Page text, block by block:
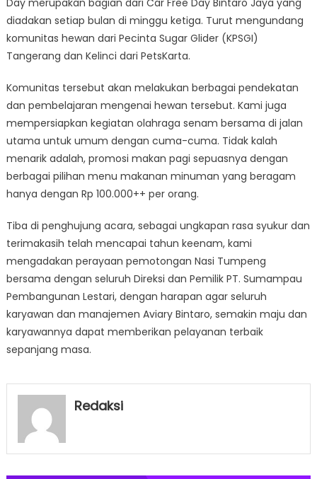
Day merupakan bagian dari Car Free Day Bintaro Jaya yang
diadakan setiap bulan di minggu ketiga. Turut mengundang
komunitas hewan dari Pecinta Sugar Glider (KPSGI)
Tangerang dan Kelinci dari PetsKarta.
Komunitas tersebut akan melakukan berbagai pendekatan
dan pembelajaran mengenai hewan tersebut. Kami juga
mempersiapkan kegiatan olahraga senam bersama di jalan
utama untuk umum dengan cuma-cuma. Tidak kalah
menarik adalah, promosi makan pagi sepuasnya dengan
berbagai pilihan menu makanan minuman yang beragam
hanya dengan Rp 100.000++ per orang.
Tiba di penghujung acara, sebagai ungkapan rasa syukur dan
terimakasih telah mencapai tahun keenam, kami
mengadakan perayaan pemotongan Nasi Tumpeng
bersama dengan seluruh Direksi dan Pemilik PT. Sumampau
Pembangunan Lestari, dengan harapan agar seluruh
karyawan dan manajemen Aviary Bintaro, semakin maju dan
karyawannya dapat memberikan pelayanan terbaik
sepanjang masa.
Redaksi